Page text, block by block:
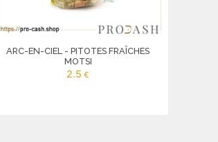
ARC-EN-CIEL - PITOTES FRAÎCHES
MOTSI
2.5